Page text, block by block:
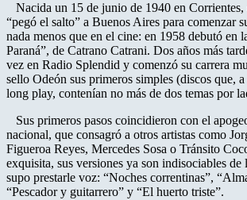
Nacida un 15 de junio de 1940 en Corrientes,
“pegó el salto” a Buenos Aires para comenzar
nada menos que en el cine: en 1958 debutó en
Paraná”, de Catrano Catrani. Dos años más
vez en Radio Splendid y comenzó su carrera
sello Odeón sus primeros simples (discos que,
long play, contenían no más de dos temas por
Sus primeros pasos coincidieron con el
nacional, que consagró a otros artistas como
Figueroa Reyes, Mercedes Sosa o Tránsito
exquisita, sus versiones ya son indisociables de
supo prestarle voz: “Noches correntinas”,
“Pescador y guitarrero” y “El huerto triste”.